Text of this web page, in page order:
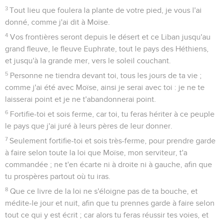
3 Tout lieu que foulera la plante de votre pied, je vous l'ai
donné, comme j'ai dit à Moïse.
4 Vos frontières seront depuis le désert et ce Liban jusqu'au
grand fleuve, le fleuve Euphrate, tout le pays des Héthiens,
et jusqu'à la grande mer, vers le soleil couchant.
5 Personne ne tiendra devant toi, tous les jours de ta vie ;
comme j'ai été avec Moïse, ainsi je serai avec toi : je ne te
laisserai point et je ne t'abandonnerai point.
6 Fortifie-toi et sois ferme, car toi, tu feras hériter à ce peuple
le pays que j'ai juré à leurs pères de leur donner.
7 Seulement fortifie-toi et sois très-ferme, pour prendre garde
à faire selon toute la loi que Moïse, mon serviteur, t'a
commandée ; ne t'en écarte ni à droite ni à gauche, afin que
tu prospères partout où tu iras.
8 Que ce livre de la loi ne s'éloigne pas de ta bouche, et
médite-le jour et nuit, afin que tu prennes garde à faire selon
tout ce qui y est écrit ; car alors tu feras réussir tes voies, et